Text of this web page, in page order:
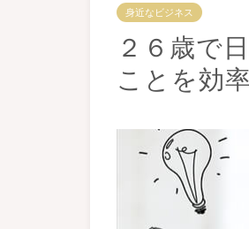
身近なビジネス
２６歳で
ことを効